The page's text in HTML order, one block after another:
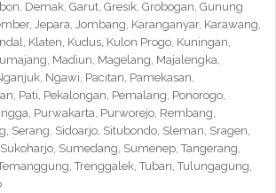
Demak, Garut, Gresik, Grobogan, Gunung
Jepara, Jombang, Karanganyar, Karawang,
Klaten, Kudus, Kulon Progo, Kuningan,
Madiun, Magelang, Majalengka,
Ngawi, Pacitan, Pamekasan,
Pati, Pekalongan, Pemalang, Ponorogo,
Purwakarta, Purworejo, Rembang,
Serang, Sidoarjo, Situbondo, Sleman, Sragen,
Sumedang, Sumenep, Tangerang,
Trenggalek, Tuban, Tulungagung,